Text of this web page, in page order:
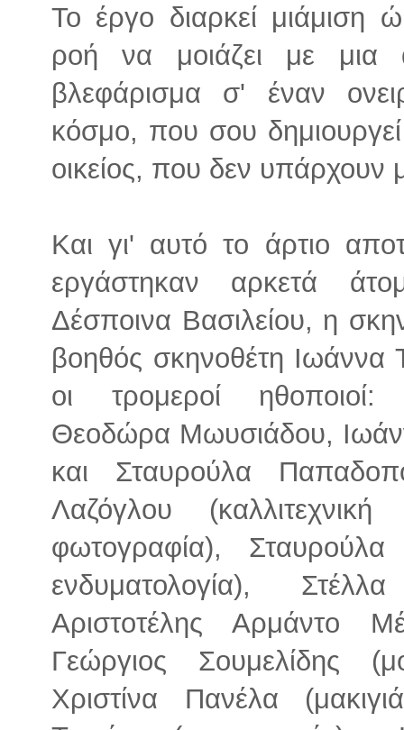
Το έργο διαρκεί μιάμιση
ροή να μοιάζει με μια
βλεφάρισμα σ' έναν
κόσμο, που σου
οικείος, που δεν υπάρχουν
Και γι' αυτό το άρτιο
εργάστηκαν αρκετά
Δέσποινα Βασιλείου, η
βοηθός σκηνοθέτη Ιωάννα
οι τρομεροί
Θεοδώρα Μωυσιάδου,
και Σταυρούλα
Λαζόγλου (καλλιτεχνική
φωτογραφία),
ενδυματολογία),
Αριστοτέλης Αρμάντο
Γεώργιος Σουμελίδης
Χριστίνα Πανέλα